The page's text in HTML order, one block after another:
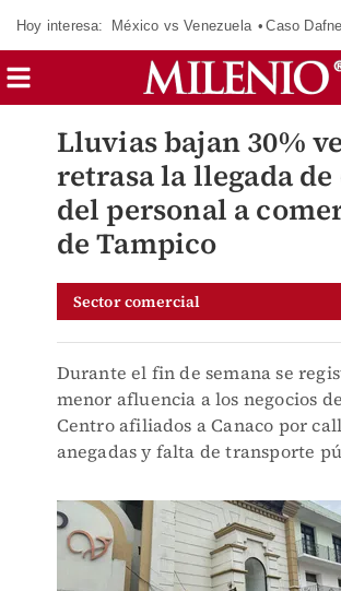
Hoy interesa: México vs Venezuela Caso Dafne
Lluvias bajan 30%
retrasa la llegada de
del personal a
de Tampico
Sector comercial
Durante el fin de semana se
menor afluencia a los negocios
Centro afiliados a Canaco por
anegadas y falta de transporte